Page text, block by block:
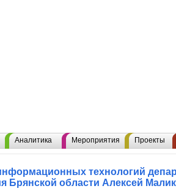
Аналитика Мероприятия Проекты
технологий
Брянской области Алексей